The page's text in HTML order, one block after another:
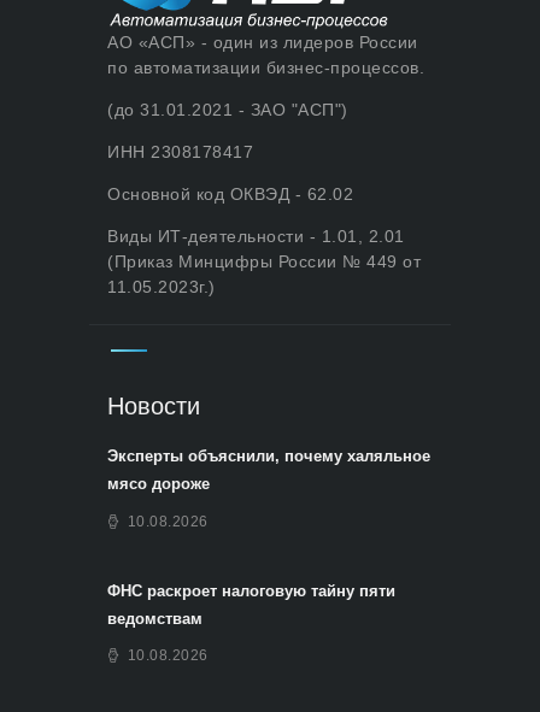
АО «АСП» - один из лидеров России
по автоматизации бизнес-процессов.
(до 31.01.2021 - ЗАО "АСП")
ИНН 2308178417
Основной код ОКВЭД - 62.02
Виды ИТ-деятельности - 1.01, 2.01
(Приказ Минцифры России № 449 от
11.05.2023г.)
Новости
Эксперты объяснили, почему халяльное
мясо дороже
10.08.2026
ФНС раскроет налоговую тайну пяти
ведомствам
10.08.2026